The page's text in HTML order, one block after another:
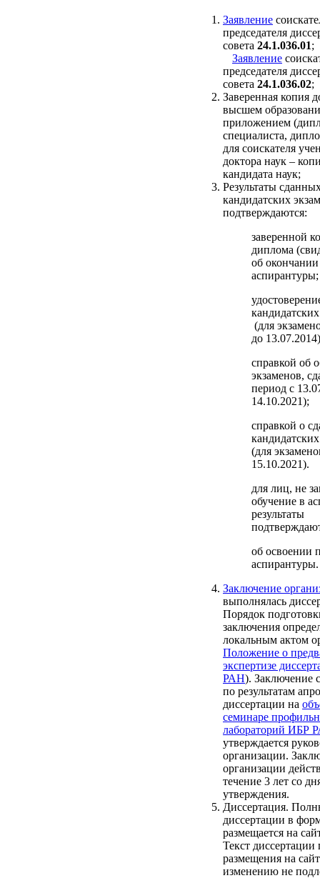
Заявление
председателя
совета 24.1.036.01;
Заявление
председателя
совета 24.1.036.02;
Заверенная копия
высшем
приложением
специалиста,
для соискателя
доктора наук –
кандидата наук;
Результаты
кандидатских
подтверждаются:
заверенной
диплома
об окончании
аспирантуры;
(для
до
справкой об
экзаменов,
период с
14.10.2021);
справкой о
(для
15.10.2021).
для лиц, не
обучение в
результаты
об освоении
аспирантуры.
Заключение
выполнялась
Порядок
заключения
локальным актом
Положение о
экспертизе
РАН). Заключение
по результатам
диссертации на
семинаре
лабораторий ИБР
утверждается
организации.
организации
течение 3 лет со
утверждения.
Диссертация.
диссертации в
размещается на
Текст диссертации
размещения на
изменению не